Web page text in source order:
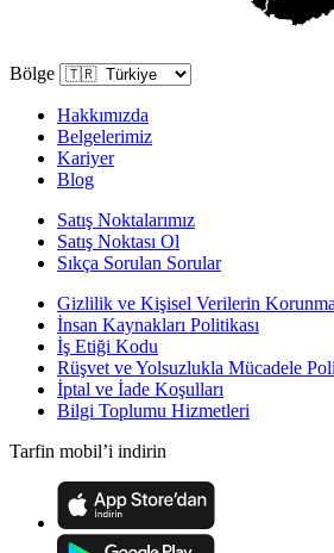
Bölge
Hakkımızda
Belgelerimiz
Kariyer
Blog
Satış Noktalarımız
Satış Noktası Ol
Sıkça Sorulan Sorular
Gizlilik ve Kişisel Verilerin
İnsan Kaynakları Politikası
İş Etiği Kodu
Rüşvet ve Yolsuzlukla Mücadele
İptal ve İade Koşulları
Bilgi Toplumu Hizmetleri
Tarfin mobil’i indirin